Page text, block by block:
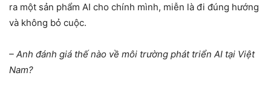
ra một sản phẩm AI cho chính mình, miễn là đi đúng hướng
và không bỏ cuộc.
– Anh đánh giá thế nào về môi trường phát triển AI tại Việt
Nam?